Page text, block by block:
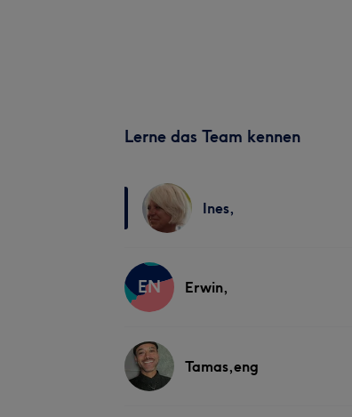
Lerne das Team kennen
Ines,
EN Erwin,
Tamas,eng